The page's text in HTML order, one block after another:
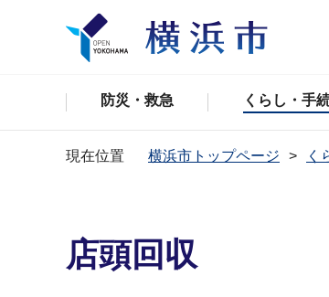
防災・救急 くらし・手
現在位置 横浜市トップページ く
店頭回収